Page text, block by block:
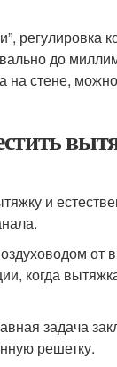
регулировка
до
на стене,
и
от
когда
задача
решетку.